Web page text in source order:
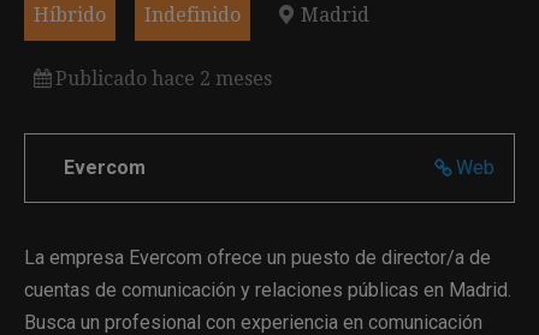
Híbrido Indefinido Madrid
Publicado hace 2 meses
Web
Evercom
La empresa Evercom ofrece un puesto de director/a de
cuentas de comunicación y relaciones públicas en Madrid.
Busca un profesional con experiencia en comunicación